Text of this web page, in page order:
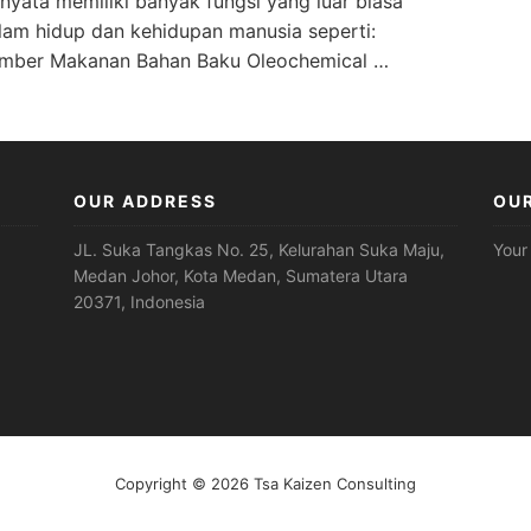
hidup dan kehidupan manusia seperti:
Makanan Bahan Baku Oleochemical …
OUR ADDRESS
JL. Suka Tangkas No. 25, Kelurahan Suka Maju,
Medan Johor, Kota Medan, Sumatera Utara
20371, Indonesia
Copyright © 2026 Tsa Kaizen Consulting